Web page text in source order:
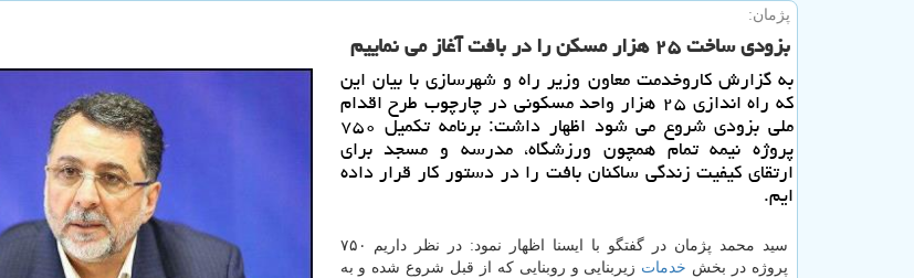
پژمان:
بزودی ساخت ۲۵ هزار مسكن را در بافت آغاز می نماییم
به گزارش كاروخدمت معاون وزیر راه و شهرسازی با بیان این
كه راه اندازی ۲۵ هزار واحد مسكونی در چارچوب طرح اقدام
ملی بزودی شروع می شود اظهار داشت: برنامه تكمیل ۷۵۰
پروژه نیمه تمام همچون ورزشگاه، مدرسه و مسجد برای
ارتقای كیفیت زندگی ساكنان بافت را در دستور كار قرار داده
ایم.
سید محمد پژمان در گفتگو با ایسنا اظهار نمود: در نظر داریم ۷۵۰
پروژه در بخش خدمات زیربنایی و روبنایی كه از قبل شروع شده و به